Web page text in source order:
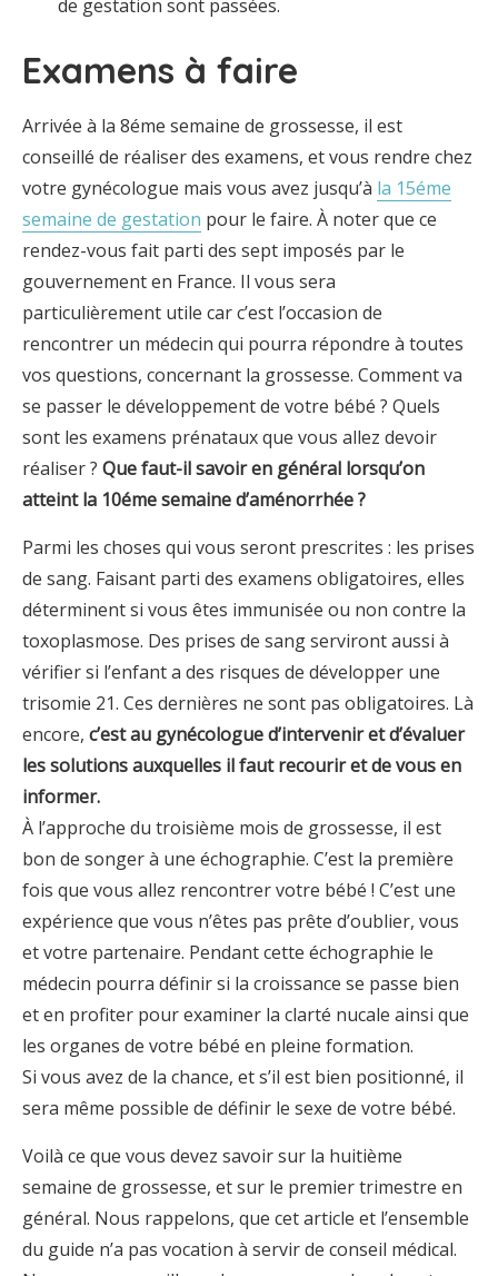
de gestation sont passées.
Examens à faire
Arrivée à la 8éme semaine de grossesse, il est
conseillé de réaliser des examens, et vous rendre chez
votre gynécologue mais vous avez jusqu’à la 15éme
semaine de gestation pour le faire. À noter que ce
rendez-vous fait parti des sept imposés par le
gouvernement en France. Il vous sera
particulièrement utile car c’est l’occasion de
rencontrer un médecin qui pourra répondre à toutes
vos questions, concernant la grossesse. Comment va
se passer le développement de votre bébé ? Quels
sont les examens prénataux que vous allez devoir
réaliser ? Que faut-il savoir en général lorsqu’on
atteint la 10éme semaine d’aménorrhée ?
Parmi les choses qui vous seront prescrites : les prises
de sang. Faisant parti des examens obligatoires, elles
déterminent si vous êtes immunisée ou non contre la
toxoplasmose. Des prises de sang serviront aussi à
vérifier si l’enfant a des risques de développer une
trisomie 21. Ces dernières ne sont pas obligatoires. Là
encore, c’est au gynécologue d’intervenir et d’évaluer
les solutions auxquelles il faut recourir et de vous en
informer.
À l’approche du troisième mois de grossesse, il est
bon de songer à une échographie. C’est la première
fois que vous allez rencontrer votre bébé ! C’est une
expérience que vous n’êtes pas prête d’oublier, vous
et votre partenaire. Pendant cette échographie le
médecin pourra définir si la croissance se passe bien
et en profiter pour examiner la clarté nucale ainsi que
les organes de votre bébé en pleine formation.
Si vous avez de la chance, et s’il est bien positionné, il
sera même possible de définir le sexe de votre bébé.
Voilà ce que vous devez savoir sur la huitième
semaine de grossesse, et sur le premier trimestre en
général. Nous rappelons, que cet article et l’ensemble
du guide n’a pas vocation à servir de conseil médical.